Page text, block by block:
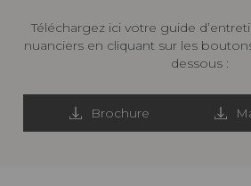
Téléchargez ici votre guide
nuanciers en cliquant sur les
dessous :
Brochure